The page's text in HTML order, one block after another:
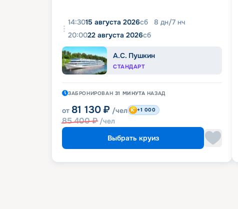
14:3015 августа 2026сб 8 дн/7 нч
20:0022 августа 2026сб
А.С. Пушкин
СТАНДАРТ
ЗАБРОНИРОВАН 31 МИНУТА НАЗАД
от 81 130 ₽ /чел
85 400₽ /чел
+1 000
Выбрать круиз